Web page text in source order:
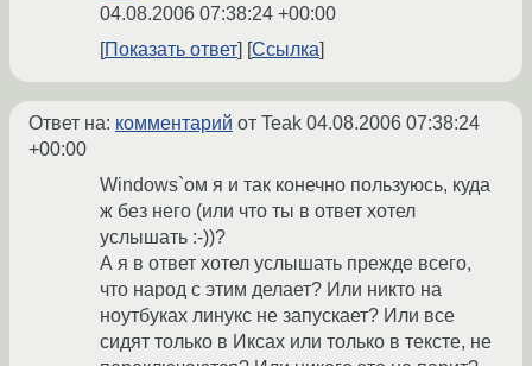
04.08.2006 07:38:24 +00:00
Показать ответ
Ссылка
Ответ на: комментарий от Teak 04.08.2006 07:38:24
+00:00
Windows`ом я и так конечно пользуюсь, куда
ж без него (или что ты в ответ хотел
услышать :-))?
А я в ответ хотел услышать прежде всего,
что народ с этим делает? Или никто на
ноутбуках линукс не запускает? Или все
сидят только в Иксах или только в тексте, не